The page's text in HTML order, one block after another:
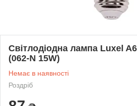
Світлодіодна лампа Luxel
(062-N 15W)
Немає в наявності
Роздріб